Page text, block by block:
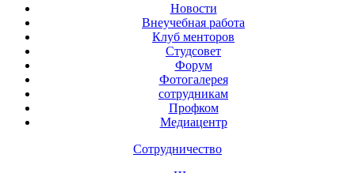
Новости
Внеучебная работа
Клуб менторов
Студсовет
Форум
Фотогалерея
сотрудникам
Профком
Медиацентр
Сотрудничество